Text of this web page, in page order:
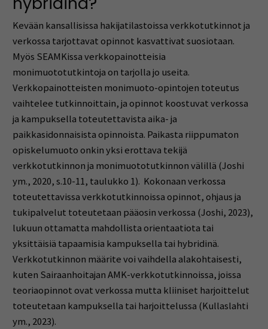
Kevään kansallisissa hakijatilastoissa verkkotutkinnot ja
verkossa tarjottavat opinnot kasvattivat suosiotaan.
Myös SEAMKissa verkkopainotteisia
monimuototutkintoja on tarjolla jo useita.
Verkkopainotteisten monimuoto-opintojen toteutus
vaihtelee tutkinnoittain, ja opinnot koostuvat verkossa
ja kampuksella toteutettavista aika- ja
paikkasidonnaisista opinnoista. Paikasta riippumaton
opiskelumuoto onkin yksi erottava tekijä
verkkotutkinnon ja monimuototutkinnon välillä (Joshi
ym., 2020, s.10-11, taulukko 1). Kokonaan verkossa
toteutettavissa verkkotutkinnoissa opinnot, ohjaus ja
tukipalvelut toteutetaan pääosin verkossa (Joshi, 2023),
lukuun ottamatta mahdollista orientaatiota tai
yksittäisiä tapaamisia kampuksella tai hybridinä.
Verkkotutkinnon määrite voi vaihdella alakohtaisesti,
kuten Sairaanhoitajan AMK-verkkotutkinnoissa, joissa
teoriaopinnot ovat verkossa mutta kliiniset harjoittelut
toteutetaan kampuksella tai harjoittelussa (Kullaslahti
ym., 2023).